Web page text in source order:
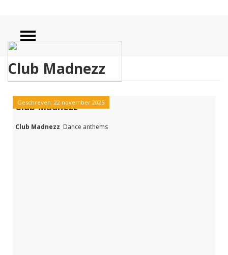
Club Madnezz
Geschreven: 22 november 2025
Club Madnezz
Club Madnezz Dance anthems